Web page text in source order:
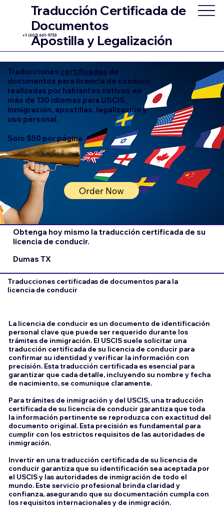
Traducción Certificada de
Documentos
Apostilla y Legalización
+1 (602) 661-9753
Traducciones certificadas de
documentos para licencia de conducir
realizadas por hablantes nativos en
más de 130 idiomas para USCIS,
inmigración, apostillas, legalización y
uso personal.
Solo $50 por página
Order Now
Obtenga hoy mismo la traducción certificada de su
licencia de conducir.
Dumas TX
Traducciones certificadas de documentos para la
licencia de conducir
La licencia de conducir es un documento de identificación
personal clave que puede ser requerido durante los
trámites de inmigración. El USCIS suele solicitar una
traducción certificada de su licencia de conducir para
confirmar su identidad y verificar la información con
precisión. Esta traducción certificada es esencial para
garantizar que cada detalle, incluyendo su nombre y fecha
de nacimiento, se comunique claramente.
Para trámites de inmigración y del USCIS, una traducción
certificada de su licencia de conducir garantiza que toda
la información pertinente se reproduzca con exactitud del
documento original. Esta precisión es fundamental para
cumplir con los estrictos requisitos de las autoridades de
inmigración.
Invertir en una traducción certificada de su licencia de
conducir garantiza que su identificación sea aceptada por
el USCIS y las autoridades de inmigración de todo el
mundo. Este servicio profesional brinda claridad y
confianza, asegurando que su documentación cumpla con
los requisitos internacionales y de inmigración.